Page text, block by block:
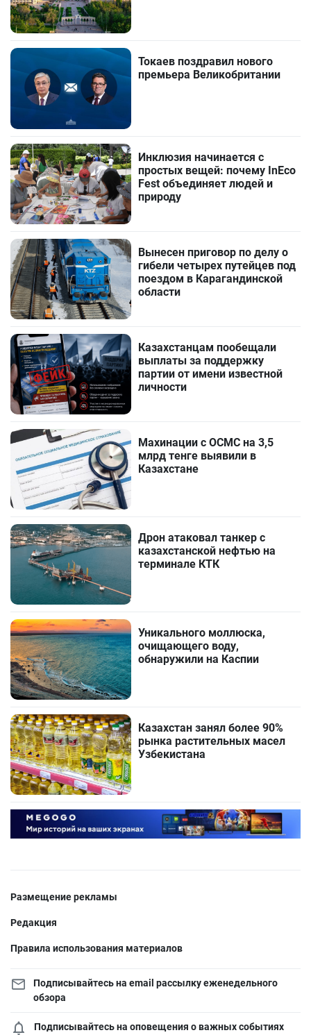
Токаев поздравил нового
премьера Великобритании
Инклюзия начинается с
простых вещей: почему InEco
Fest объединяет людей и
природу
Вынесен приговор по делу о
гибели четырех путейцев под
поездом в Карагандинской
области
Казахстанцам пообещали
выплаты за поддержку
партии от имени известной
личности
Махинации с ОСМС на 3,5
млрд тенге выявили в
Казахстане
Дрон атаковал танкер с
казахстанской нефтью на
терминале КТК
Уникального моллюска,
очищающего воду,
обнаружили на Каспии
Казахстан занял более 90%
рынка растительных масел
Узбекистана
Размещение рекламы
Редакция
Правила использования материалов
Подписывайтесь на email рассылку еженедельного
обзора
Подписывайтесь на оповещения о важных событиях